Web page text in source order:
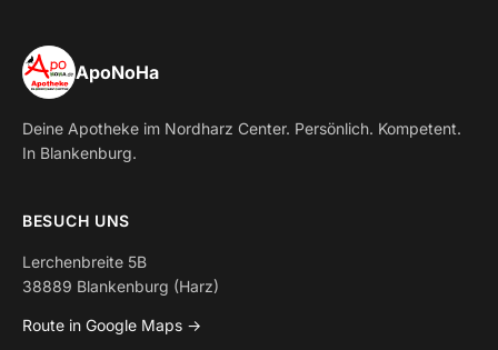
ApoNoHa
Deine Apotheke im Nordharz Center. Persönlich. Kompetent.
In Blankenburg.
BESUCH UNS
Lerchenbreite 5B
38889 Blankenburg (Harz)
Route in Google Maps →